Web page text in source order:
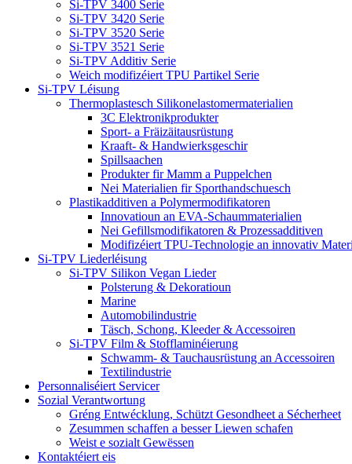
Si-TPV 3400 Serie
Si-TPV 3420 Serie
Si-TPV 3520 Serie
Si-TPV 3521 Serie
Si-TPV Additiv Serie
Weich modifizéiert TPU Partikel Serie
Si-TPV Léisung
Thermoplastesch Silikonelastomermaterialien
3C Elektronikprodukter
Sport- a Fräizäitausrüstung
Kraaft- & Handwierksgeschir
Spillsaachen
Produkter fir Mamm a Puppelchen
Nei Materialien fir Sporthandschuesch
Plastikadditiven a Polymermodifikatoren
Innovatioun an EVA-Schaummaterialien
Nei Gefillsmodifikatoren & Prozessadditiven
Modifizéiert TPU-Technologie an innovativ
Si-TPV Liederléisung
Si-TPV Silikon Vegan Lieder
Polsterung & Dekoratioun
Marine
Automobilindustrie
Täsch, Schong, Kleeder & Accessoiren
Si-TPV Film & Stofflaminéierung
Schwamm- & Tauchausrüstung an Accessoiren
Textilindustrie
Personnaliséiert Servicer
Sozial Verantwortung
Gréng Entwécklung, Schützt Gesondheet a Sécherheet
Zesummen schaffen a besser Liewen schafen
Weist e sozialt Gewëssen
Kontaktéiert eis